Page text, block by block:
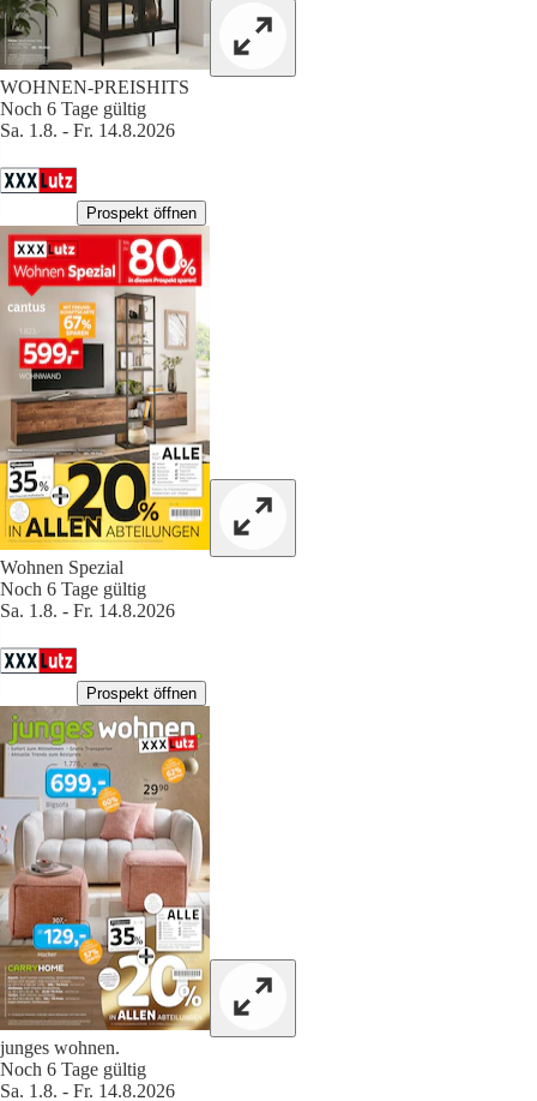
WOHNEN-PREISHITS
Noch 6 Tage gültig
Sa. 1.8. - Fr. 14.8.2026
Prospekt öffnen
Wohnen Spezial
Noch 6 Tage gültig
Sa. 1.8. - Fr. 14.8.2026
Prospekt öffnen
junges wohnen.
Noch 6 Tage gültig
Sa. 1.8. - Fr. 14.8.2026